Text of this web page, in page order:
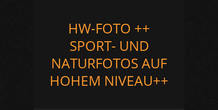
HW-FOTO ++
SPORT- UND
NATURFOTOS AUF
HOHEM NIVEAU++